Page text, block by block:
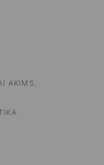
AKIMS,